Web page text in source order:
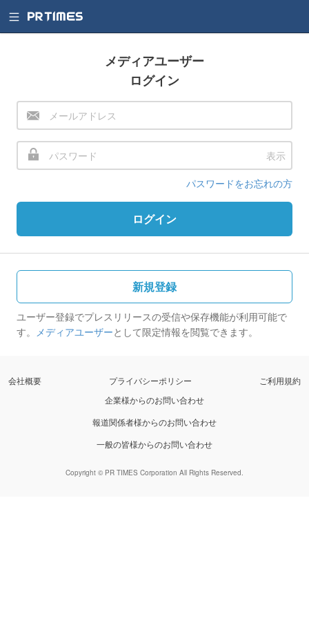
メディアユーザー
ログイン
表示
パスワードをお忘れの方
ログイン
新規登録
ユーザー登録でプレスリリースの受信や保存機能が利用可能で
す。 メディアユーザーとして限定情報を閲覧できます。
会社概要 プライバシーポリシー
ご利用規約
企業様からのお問い合わせ
報道関係者様からのお問い合わせ
一般の皆様からのお問い合わせ
Copyright © PR TIMES Corporation All Rights Reserved.